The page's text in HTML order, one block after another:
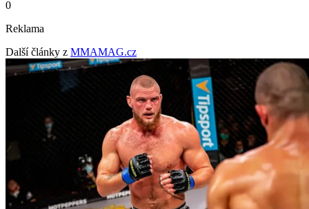
0
Reklama
Další články z MMAMAG.cz